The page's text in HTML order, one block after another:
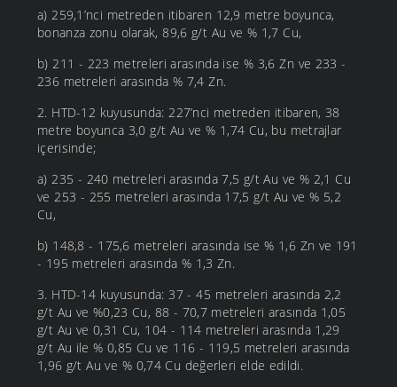
a) 259,1’nci metreden itibaren 12,9 metre boyunca,
bonanza zonu olarak, 89,6 g/t Au ve % 1,7 Cu,
b) 211 - 223 metreleri arasında ise % 3,6 Zn ve 233 -
236 metreleri arasında % 7,4 Zn.
2. HTD-12 kuyusunda: 227’nci metreden itibaren, 38
metre boyunca 3,0 g/t Au ve % 1,74 Cu, bu metrajlar
içerisinde;
a) 235 - 240 metreleri arasında 7,5 g/t Au ve % 2,1 Cu
ve 253 - 255 metreleri arasında 17,5 g/t Au ve % 5,2
Cu,
b) 148,8 - 175,6 metreleri arasında ise % 1,6 Zn ve 191
- 195 metreleri arasında % 1,3 Zn.
3. HTD-14 kuyusunda: 37 - 45 metreleri arasında 2,2
g/t Au ve %0,23 Cu, 88 - 70,7 metreleri arasında 1,05
g/t Au ve 0,31 Cu, 104 - 114 metreleri arasında 1,29
g/t Au ile % 0,85 Cu ve 116 - 119,5 metreleri arasında
1,96 g/t Au ve % 0,74 Cu değerleri elde edildi.